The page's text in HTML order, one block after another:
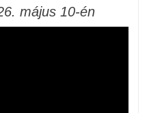
május 10-én